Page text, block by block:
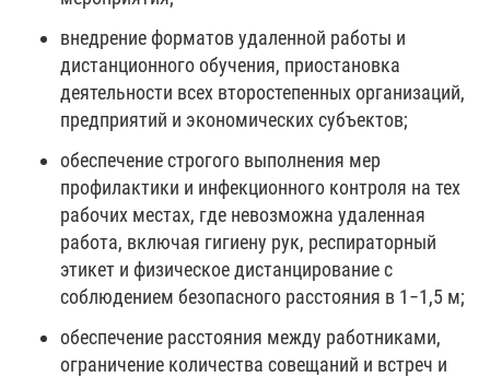
внедрение форматов удаленной работы и
дистанционного обучения, приостановка
деятельности всех второстепенных организаций,
предприятий и экономических субъектов;
обеспечение строгого выполнения мер
профилактики и инфекционного контроля на тех
рабочих местах, где невозможна удаленная
работа, включая гигиену рук, респираторный
этикет и физическое дистанцирование с
соблюдением безопасного расстояния в 1−1,5 м;
обеспечение расстояния между работниками,
ограничение количества совещаний и встреч и